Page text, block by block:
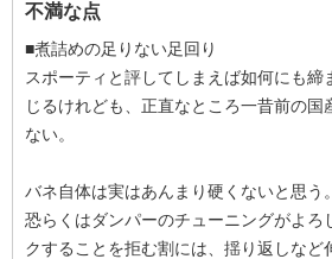
不満な点
■煮詰めの足りない足回り
スポーティと評してしまえば如何にも締
じるけれども、正直なところ一昔前の
ない。
バネ自体は実はあんまり硬くないと思う。
恐らくはダンパーのチューニングがよろ
クすることを拒む割には、揺り返しなど